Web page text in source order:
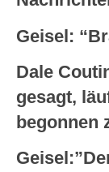
Geisel:
Dale
gesagt,
begonnen